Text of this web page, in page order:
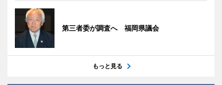
第三者委が調査へ 福岡県議会
もっと見る